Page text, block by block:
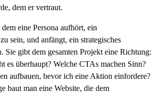
dem er vertraut.
eine Persona aufhört, ein
sein, und anfängt, ein strategisches
Sie gibt dem gesamten Projekt eine Richtung:
es überhaupt? Welche CTAs machen Sinn?
aufbauen, bevor ich eine Aktion einfordere?
baut man eine Website, die dem